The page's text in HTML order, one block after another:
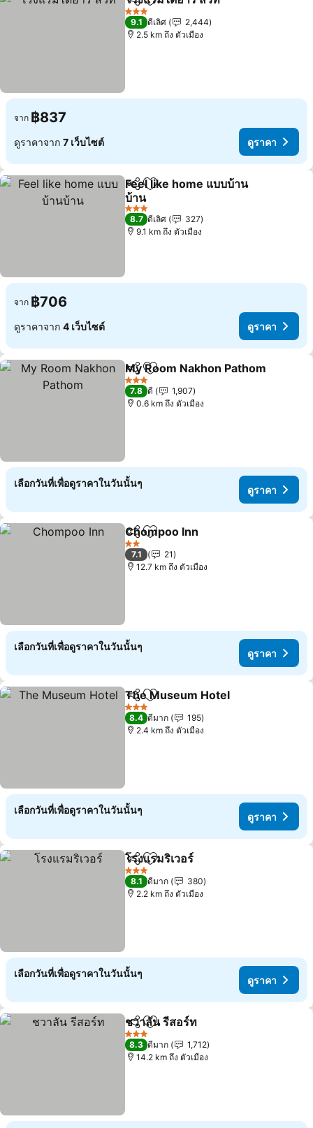
แชร์ เพิ่มในรายการโปรด
3 ดาว
9.1 ดีเลิศ
2,444
2.5 km ถึง ตัวเมือง
จาก ฿837
ดูราคาจาก 7 เว็บไซต์ ดูราคา
แชร์ เพิ่มในรายการโปรด
Feel like home แบบบ้าน
บ้าน
ดูราคา
3 ดาว
8.7 ดีเลิศ
327
9.1 km ถึง ตัวเมือง
จาก ฿706
ดูราคาจาก 4 เว็บไซต์ ดูราคา
แชร์ เพิ่มในรายการโปรด
My Room Nakhon Pathom
3 ดาว
7.8 ดี
1,907
0.6 km ถึง ตัวเมือง
เลือกวันที่เพื่อดูราคาในวันนั้นๆ
ดูราคา
แชร์ เพิ่มในรายการโปรด
Chompoo Inn
2 ดาว
7.1
21
12.7 km ถึง ตัวเมือง
เลือกวันที่เพื่อดูราคาในวันนั้นๆ
ดูราคา
แชร์ เพิ่มในรายการโปรด
The Museum Hotel
3 ดาว
8.4 ดีมาก
195
2.4 km ถึง ตัวเมือง
เลือกวันที่เพื่อดูราคาในวันนั้นๆ
ดูราคา
แชร์ เพิ่มในรายการโปรด
โรงแรมริเวอร์
3 ดาว
8.1 ดีมาก
380
2.2 km ถึง ตัวเมือง
เลือกวันที่เพื่อดูราคาในวันนั้นๆ
ดูราคา
แชร์ เพิ่มในรายการโปรด
ชวาลัน รีสอร์ท
3 ดาว
8.3 ดีมาก
1,712
14.2 km ถึง ตัวเมือง